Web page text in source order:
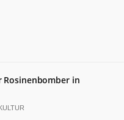
Rosinenbomber in